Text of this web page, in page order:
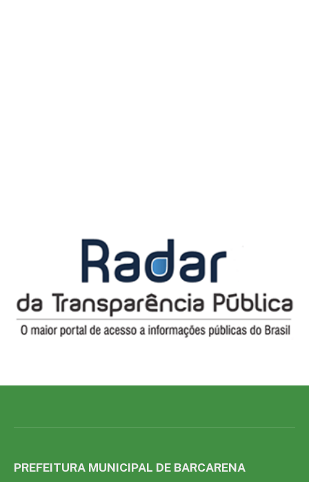
PREFEITURA MUNICIPAL DE BARCARENA